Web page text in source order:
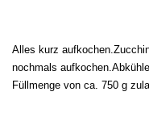
Alles kurz
nochmals
Füllmenge von ca. 750 g